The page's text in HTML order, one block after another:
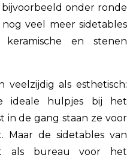
onder ronde
veel meer sidetables
en stenen
veelzijdig als esthetisch:
ideale hulpjes bij het
in de gang staan ze voor
Maar de sidetables van
als bureau voor het